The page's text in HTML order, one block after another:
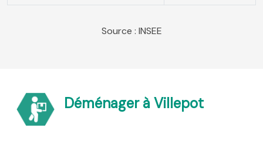
Source : INSEE
Déménager à Villepot